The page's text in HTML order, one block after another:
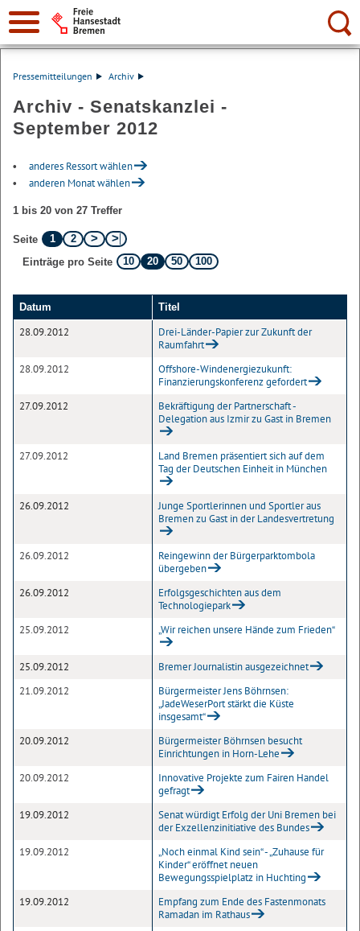
Suche:
Pressemitteilungen Archiv
Archiv - Senatskanzlei -
September 2012
anderes Ressort wählen
anderen Monat wählen
1 bis 20 von 27 Treffer
Seite 1
2
Einträge pro Seite
10 20 50 100
Datum Titel
28.09.2012
Drei-Länder-Papier zur Zukunft der
Raumfahrt
28.09.2012
Offshore-Windenergiezukunft:
Finanzierungskonferenz gefordert
27.09.2012
Bekräftigung der Partnerschaft -
Delegation aus Izmir zu Gast in Bremen
27.09.2012
Land Bremen präsentiert sich auf dem
Tag der Deutschen Einheit in München
26.09.2012
Junge Sportlerinnen und Sportler aus
Bremen zu Gast in der Landesvertretung
26.09.2012
Reingewinn der Bürgerparktombola
übergeben
26.09.2012
Erfolgsgeschichten aus dem
Technologiepark
25.09.2012
„Wir reichen unsere Hände zum Frieden“
25.09.2012
Bremer Journalistin ausgezeichnet
21.09.2012
Bürgermeister Jens Böhrnsen:
„JadeWeserPort stärkt die Küste
insgesamt“
20.09.2012
Bürgermeister Böhrnsen besucht
Einrichtungen in Horn-Lehe
20.09.2012
Innovative Projekte zum Fairen Handel
gefragt
19.09.2012
Senat würdigt Erfolg der Uni Bremen bei
der Exzellenzinitiative des Bundes
19.09.2012
„Noch einmal Kind sein“ - „Zuhause für
Kinder“ eröffnet neuen
Bewegungsspielplatz in Huchting
19.09.2012
Empfang zum Ende des Fastenmonats
Ramadan im Rathaus